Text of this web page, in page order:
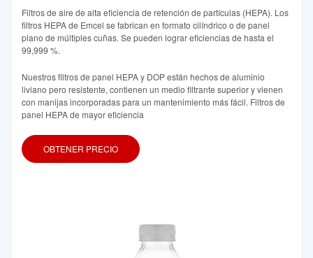
Filtros de aire de alta eficiencia de retención de partículas (HEPA). Los
filtros HEPA de Emcel se fabrican en formato cilíndrico o de panel
plano de múltiples cuñas. Se pueden lograr eficiencias de hasta el
99,999 %.
Nuestros filtros de panel HEPA y DOP están hechos de aluminio
liviano pero resistente, contienen un medio filtrante superior y vienen
con manijas incorporadas para un mantenimiento más fácil. Filtros de
panel HEPA de mayor eficiencia
OBTENER PRECIO